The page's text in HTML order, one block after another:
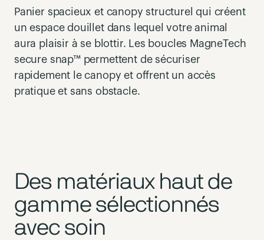
Panier spacieux et canopystructurel qui créent
un espace douillet dans lequel votre animal
aura plaisir à se blottir. Les boucles MagneTech
secure snap™ permettent de sécuriser
rapidement le canopy et offrent un accès
pratique et sans obstacle.
Des matériaux haut de
gamme sélectionnés
avec soin